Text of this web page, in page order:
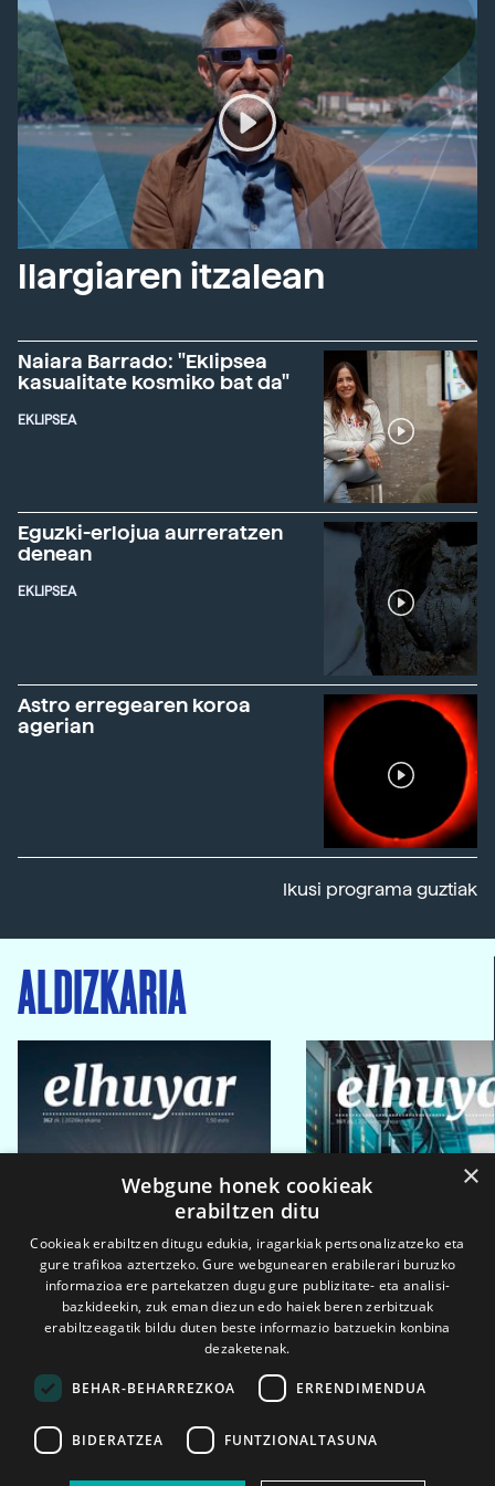
Ilargiaren itzalean
Naiara Barrado: "Eklipsea
kasualitate kosmiko bat da"
EKLIPSEA
Eguzki-erlojua aurreratzen
denean
EKLIPSEA
Astro erregearen koroa
agerian
Ikusi programa guztiak
ALDIZKARIA
2026ko eka. 1a 2026ko mar. 1a
×
Webgune honek cookieak
erabiltzen ditu
Cookieak erabiltzen ditugu edukia, iragarkiak pertsonalizatzeko eta
gure trafikoa aztertzeko. Gure webgunearen erabilerari buruzko
informazioa ere partekatzen dugu gure publizitate- eta analisi-
bazkideekin, zuk eman diezun edo haiek beren zerbitzuak
erabiltzeagatik bildu duten beste informazio batzuekin konbina
dezaketenak.
BEHAR-BEHARREZKOA ERRENDIMENDUA
BIDERATZEA FUNTZIONALTASUNA